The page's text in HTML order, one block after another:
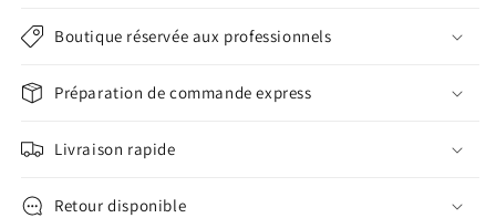
Boutique réservée aux professionnels
Préparation de commande express
Livraison rapide
Retour disponible